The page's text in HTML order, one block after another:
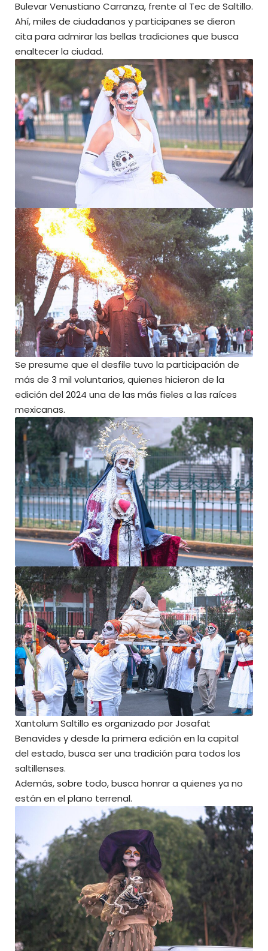
Bulevar Venustiano Carranza, frente al Tec de Saltillo.
Ahí, miles de ciudadanos y participanes se dieron
cita para admirar las bellas tradiciones que busca
enaltecer la ciudad.
Se presume que el desfile tuvo la participación de
más de 3 mil voluntarios, quienes hicieron de la
edición del 2024 una de las más fieles a las raíces
mexicanas.
Xantolum Saltillo es organizado por Josafat
Benavides y desde la primera edición en la capital
del estado, busca ser una tradición para todos los
saltillenses.
Además, sobre todo, busca honrar a quienes ya no
están en el plano terrenal.